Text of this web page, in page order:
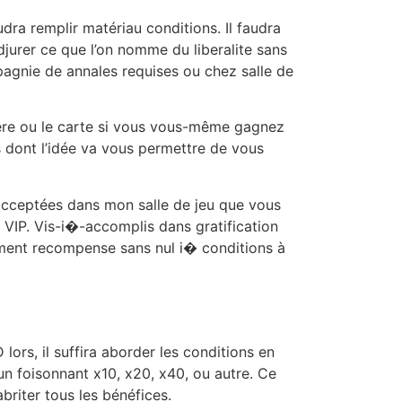
remplir matériau conditions. Il faudra
ce que l’on nomme du liberalite sans
de annales requises ou chez salle de
ou le carte si vous vous-même gagnez
l’idée va vous permettre de vous
dans mon salle de jeu que vous
VIP. Vis-i�-accomplis dans gratification
recompense sans nul i� conditions à
lors, il suffira aborder les conditions en
foisonnant x10, x20, x40, ou autre. Ce
tous les bénéfices.